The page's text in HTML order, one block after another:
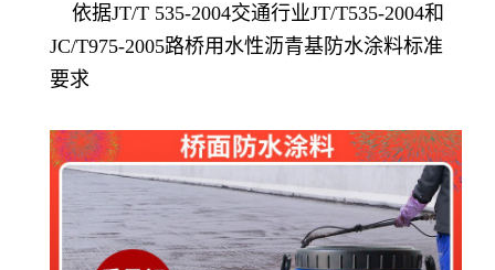
依据JT/T 535-2004交通行业JT/T535-2004和
JC/T975-2005路桥用水性沥青基防水涂料标准
要求